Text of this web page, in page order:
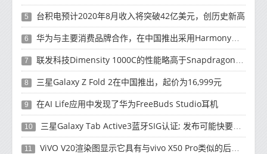
5 台积电预计2020年8月收入将突破42亿美元，创历史新高
6 华为与主要消费品牌合作，在中国推出采用HarmonyOS 2.0的智能家居产品
7 联发科技Dimensity 1000C的性能略高于Snapdragon 765G
8 三星Galaxy Z Fold 2在中国推出，起价为16,999元
9 在AI Life应用中发现了华为FreeBuds Studio耳机
10 三星Galaxy Tab Active3蓝牙SIG认证; 发布可能快要结束了
11 ViVO V20渲染图显示它具有与vivo X50 Pro类似的后部设计